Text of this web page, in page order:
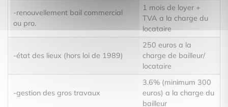
-renouvellement bail commercial
ou pro.
1 mois de loyer +
TVA a la charge du
locataire
-état des lieux (hors loi de 1989)
250 euros a la
charge de bailleur/
locataire
-gestion des gros travaux
3.6% (minimum 300
euros) a la charge du
bailleur